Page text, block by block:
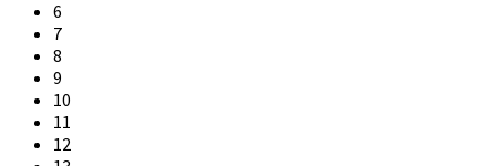
6
7
8
9
10
11
12